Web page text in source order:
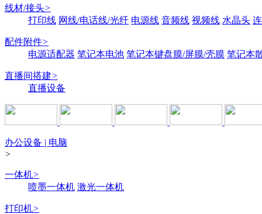
线材/接头>
打印线 网线/电话线/光纤 电源线 音频线 视频线 水晶头
配件附件>
电源适配器 笔记本电池 笔记本键盘膜/屏膜/壳膜 笔记本
直播间搭建>
直播设备
办公设备 | 电脑
>
一体机>
喷墨一体机 激光一体机
打印机>